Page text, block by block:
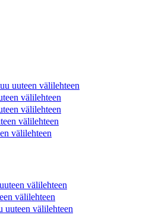
uuteen välilehteen
välilehteen
välilehteen
välilehteen
välilehteen
välilehteen
välilehteen
uuteen välilehteen